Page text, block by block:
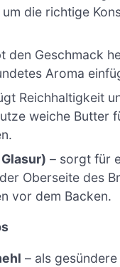
um die richtige
den Geschmack
Aroma
Reichhaltigkeit
weiche Butter
– sorgt für
Oberseite des
vor dem Backen.
– als